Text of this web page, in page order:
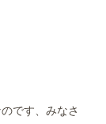
です、みなさ